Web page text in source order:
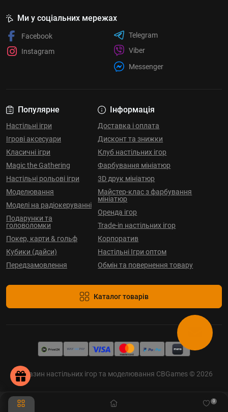
0
Популярне
Настільні ігри
Ігрові аксесуари
Класичні ігри
Magic the Gathering
Настільні рольові ігри
Моделювання
Моделі на радіокеруванні
Подарунки та
головоломки
Покер, карти & гольф
Кубики (дайси)
Передзамовлення
Інформація
Доставка і оплата
Дисконт та знижки
Клуб настільних ігор
Фарбування мініатюр
3D друк мініатюр
Майстер-клас з фарбування
мініатюр
Оренда ігор
Trade-in настільних ігор
Корпоратив
Настільні Ігри оптом
Обмін та повернення товару
Каталог товарів
Ми у соціальних мережах
Facebook
Instagram
Telegram
Viber
Messenger
Магазин настільних ігор та моделювання CBGames © 2026